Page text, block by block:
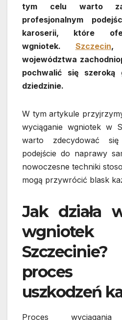
tym celu warto
profesjonalnym
karoserii, które
wgniotek. Szczecin,
województwa
pochwalić się szeroką
dziedzinie.
W tym artykule
wyciąganie wgniotek w
warto zdecydować
podejście do naprawy
nowoczesne techniki
mogą przywrócić blask
Jak działa
proces
uszkodzeń
Proces